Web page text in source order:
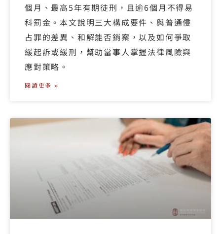
個月、最高5年有期徒刑，且逾6個月不得易
科罰金。本文說明三大構成要件、與普通侵
占罪的差異、和解能否銷案，以及如何爭取
緩起訴或緩刑，幫助當事人掌握法律風險與
應對策略。
閱讀更多 »